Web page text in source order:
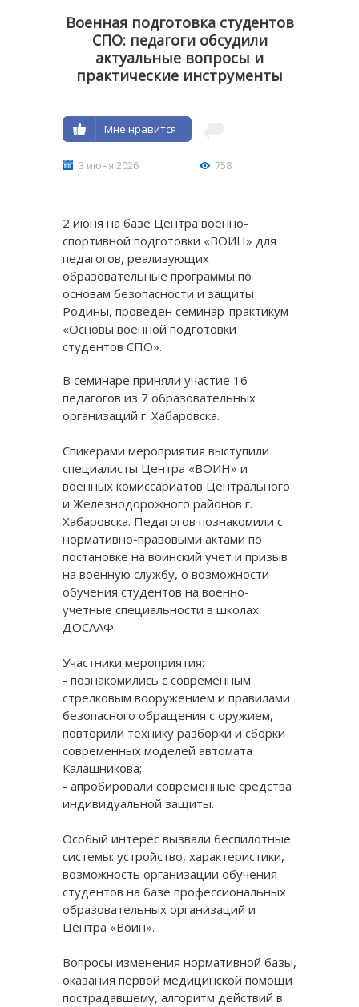
Военная подготовка студентов
СПО: педагоги обсудили
актуальные вопросы и
практические инструменты
Мне нравится
3 июня 2026 758
2 июня на базе Центра военно-
спортивной подготовки «ВОИН» для
педагогов, реализующих
образовательные программы по
основам безопасности и защиты
Родины, проведен семинар-практикум
«Основы военной подготовки
студентов СПО».
В семинаре приняли участие 16
педагогов из 7 образовательных
организаций г. Хабаровска.
Спикерами мероприятия выступили
специалисты Центра «ВОИН» и
военных комиссариатов Центрального
и Железнодорожного районов г.
Хабаровска. Педагогов познакомили с
нормативно-правовыми актами по
постановке на воинский учет и призыв
на военную службу, о возможности
обучения студентов на военно-
учетные специальности в школах
ДОСААФ.
Участники мероприятия:
- познакомились с современным
стрелковым вооружением и правилами
безопасного обращения с оружием,
повторили технику разборки и сборки
современных моделей автомата
Калашникова;
- апробировали современные средства
индивидуальной защиты.
Особый интерес вызвали беспилотные
системы: устройство, характеристики,
возможность организации обучения
студентов на базе профессиональных
образовательных организаций и
Центра «Воин».
Вопросы изменения нормативной базы,
оказания первой медицинской помощи
пострадавшему, алгоритм действий в